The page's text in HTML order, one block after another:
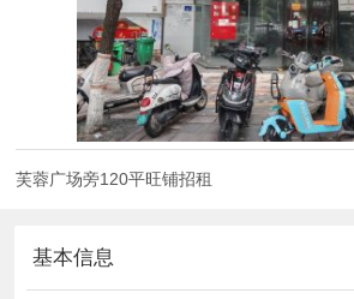
芙蓉广场旁120平旺铺招租
基本信息